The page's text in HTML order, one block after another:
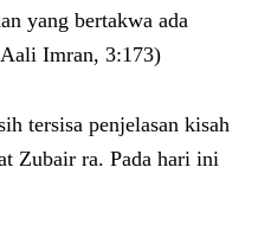
yang bertakwa ada
Aali Imran, 3:173)
tersisa penjelasan kisah
Zubair ra. Pada hari ini